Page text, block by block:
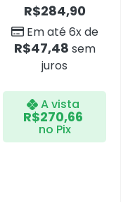
R$284,90
Em até 6x de
R$47,48 sem
juros
A vista
R$270,66
no Pix